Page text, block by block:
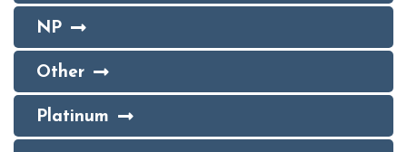
NP
Other
Platinum